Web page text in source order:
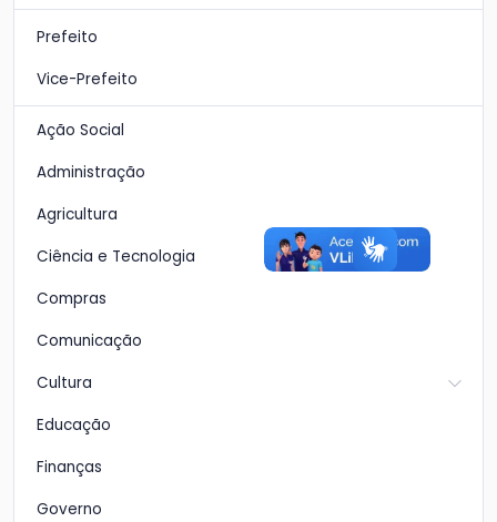
Prefeito
Vice-Prefeito
Ação Social
Administração
Agricultura
Ciência e Tecnologia
Compras
Comunicação
Cultura
Educação
Finanças
Governo